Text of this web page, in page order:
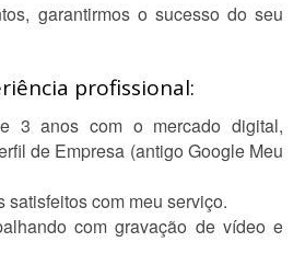
garantirmos o sucesso do seu
profissional:
3 anos com o mercado digital,
de Empresa (antigo Google Meu
satisfeitos com meu serviço.
com gravação de vídeo e